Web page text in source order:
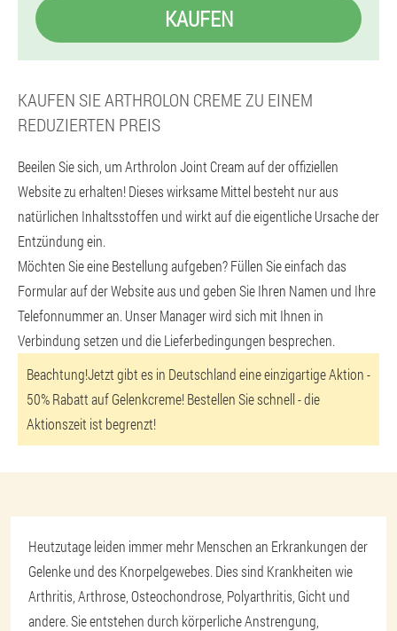
KAUFEN
KAUFEN SIE ARTHROLON CREME ZU EINEM
REDUZIERTEN PREIS
Beeilen Sie sich, um Arthrolon Joint Cream auf der offiziellen
Website zu erhalten! Dieses wirksame Mittel besteht nur aus
natürlichen Inhaltsstoffen und wirkt auf die eigentliche Ursache der
Entzündung ein.
Möchten Sie eine Bestellung aufgeben? Füllen Sie einfach das
Formular auf der Website aus und geben Sie Ihren Namen und Ihre
Telefonnummer an. Unser Manager wird sich mit Ihnen in
Verbindung setzen und die Lieferbedingungen besprechen.
Beachtung!Jetzt gibt es in Deutschland eine einzigartige Aktion -
50% Rabatt auf Gelenkcreme! Bestellen Sie schnell - die
Aktionszeit ist begrenzt!
Heutzutage leiden immer mehr Menschen an Erkrankungen der
Gelenke und des Knorpelgewebes. Dies sind Krankheiten wie
Arthritis, Arthrose, Osteochondrose, Polyarthritis, Gicht und
andere. Sie entstehen durch körperliche Anstrengung,